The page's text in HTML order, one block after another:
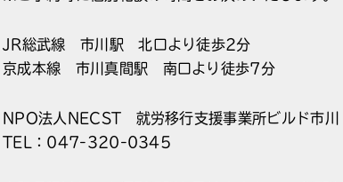
JR総武線 市川駅 北口より徒歩2分
京成本線 市川真間駅 南口より徒歩7分
NPO法人NECST 就労移行支援事業所ビルド市川
TEL：047-320-0345